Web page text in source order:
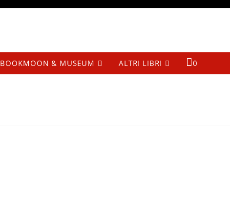
BOOKMOON & MUSEUM ALTRI LIBRI 0